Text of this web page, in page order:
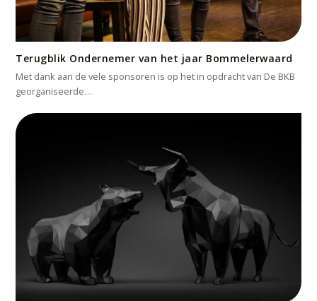
Terugblik Ondernemer van het jaar Bommelerwaard
Met dank aan de vele sponsoren is op het in opdracht van De BKB
georganiseerde…